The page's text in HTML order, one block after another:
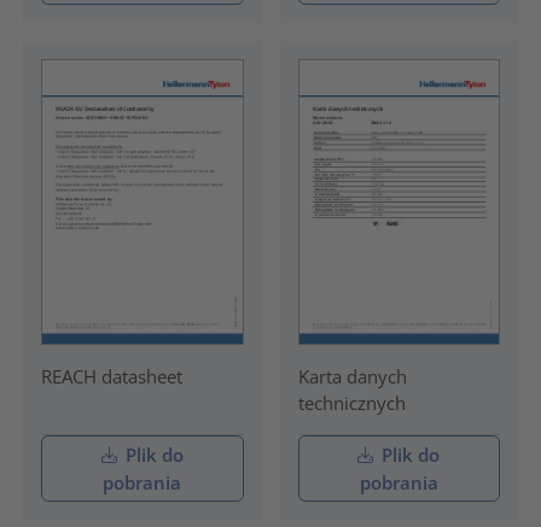
REACH datasheet
Plik do
pobrania
Karta danych
technicznych
Plik do
pobrania